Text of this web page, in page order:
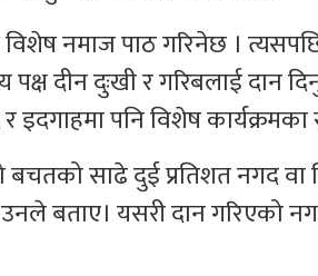
नमाज पाठ गरिनेछ ।
दीन दुःखी र गरिबलाई दान
पनि विशेष कार्यक्रमका
साढे दुई प्रतिशत नगद वा
बताए। यसरी दान गरिएको